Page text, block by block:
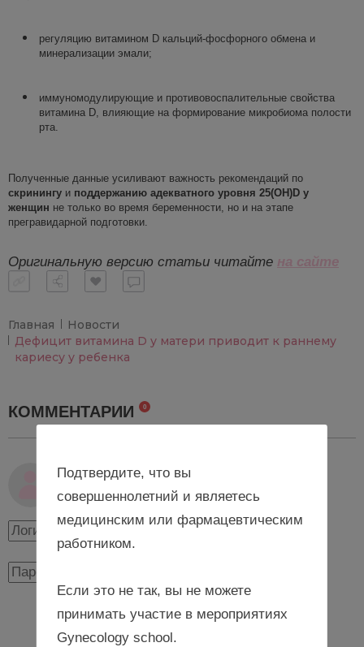
регуляцию витамином D кальций-фосфорного обмена и
минерализации эмали;
иммуномодулирующие и противовоспалительные свойства
витамина D, влияющие на формирование микробиома полости
рта.
Полученные данные усиливают важность рекомендаций по
скринингу и поддержанию адекватного уровня 25(OH)D у
женщин не только во время беременности, но и на этапе
прегравидарной подготовки.
Оригинальную версию статьи читайте на сайте
Главная
Новости
Дефицит витамина D у матери приводит к раннему
кариесу у ребенка
КОММЕНТАРИИ 0
Авторизуйтесь, чтобы оставить комментарий
Авторизоваться
Подтвердите, что вы
совершеннолетний и являетесь
медицинским или фармацевтическим
работником.
Если это не так, вы не можете
принимать участие в мероприятиях
Gynecology school.